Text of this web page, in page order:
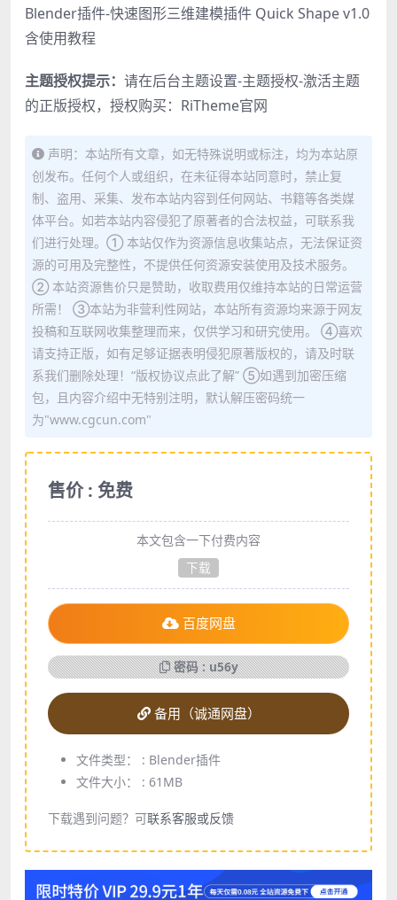
Blender插件-快速图形三维建模插件 Quick Shape v1.0
含使用教程
主题授权提示： 请在后台主题设置-主题授权-激活主题
的正版授权，授权购买： RiTheme官网
声明：本站所有文章，如无特殊说明或标注，均为本站原
创发布。任何个人或组织，在未征得本站同意时，禁止复
制、盗用、采集、发布本站内容到任何网站、书籍等各类媒
体平台。如若本站内容侵犯了原著者的合法权益，可联系我
们进行处理。① 本站仅作为资源信息收集站点，无法保证资
源的可用及完整性，不提供任何资源安装使用及技术服务。
② 本站资源售价只是赞助，收取费用仅维持本站的日常运营
所需！ ③本站为非营利性网站，本站所有资源均来源于网友
投稿和互联网收集整理而来，仅供学习和研究使用。 ④喜欢
请支持正版，如有足够证据表明侵犯原著版权的，请及时联
系我们删除处理！“版权协议点此了解” ⑤如遇到加密压缩
包，且内容介绍中无特别注明，默认解压密码统一
为"www.cgcun.com"
售价 : 免费
本文包含一下付费内容
下载
百度网盘
密码 : u56y
备用（诚通网盘）
文件类型： : Blender插件
文件大小： : 61MB
下载遇到问题？可联系客服或反馈